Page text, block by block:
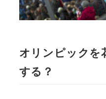
オリンピックを
する？